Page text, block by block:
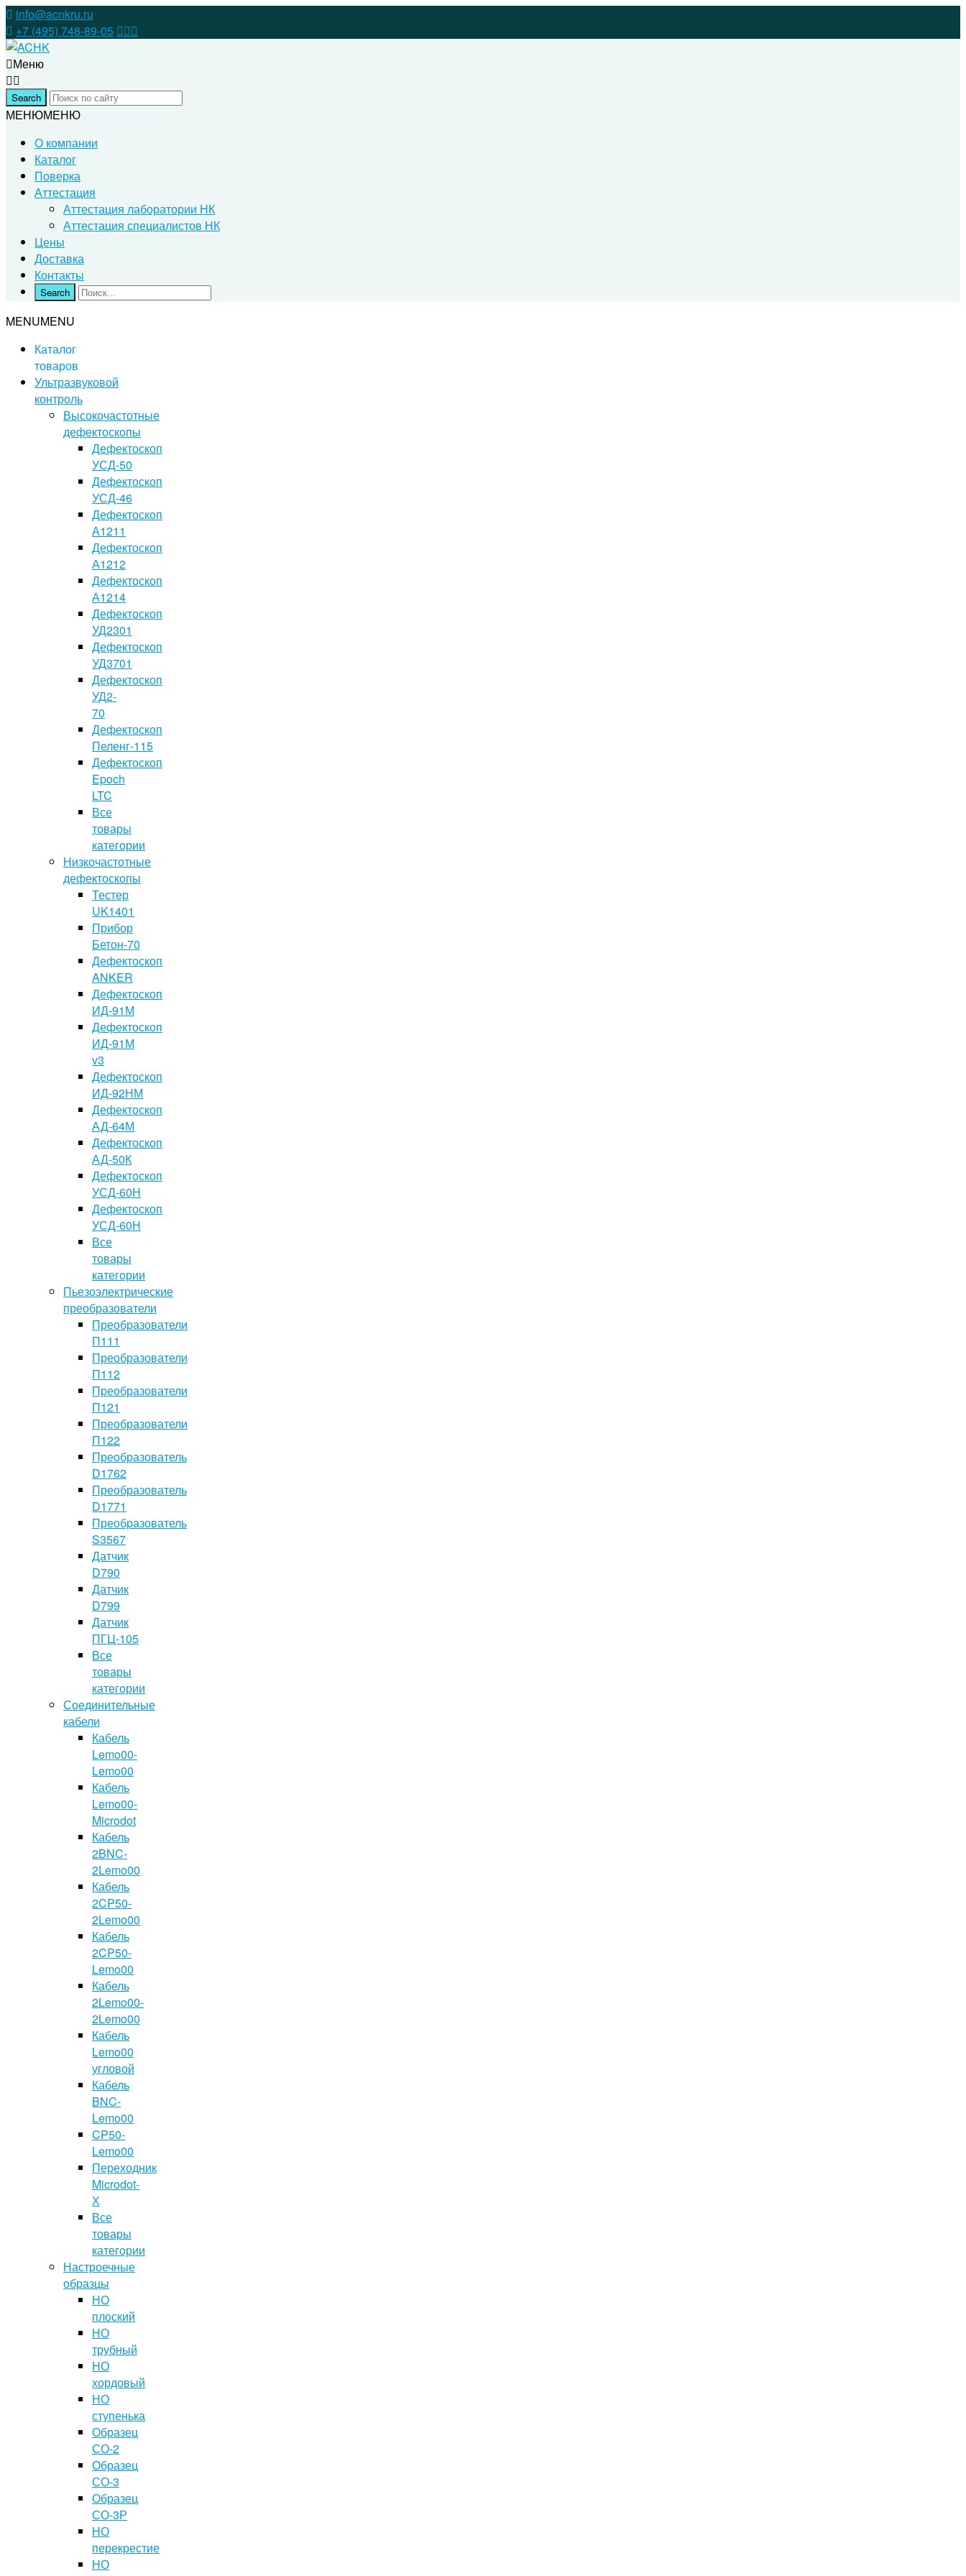
info@acnkru.ru
+7 (495) 748-89-05
Меню
МЕНЮМЕНЮ
О компании
Каталог
Поверка
Аттестация
Аттестация лаборатории НК
Аттестация специалистов НК
Цены
Доставка
Контакты
MENUMENU
Каталог
товаров
Ультразвуковой
контроль
Высокочастотные
дефектоскопы
Дефектоскоп
УСД-50
Дефектоскоп
УСД-46
Дефектоскоп
А1211
Дефектоскоп
А1212
Дефектоскоп
А1214
Дефектоскоп
УД2301
Дефектоскоп
УД3701
Дефектоскоп
УД2-
70
Дефектоскоп
Пеленг-115
Дефектоскоп
Epoch
LTC
Все
товары
категории
Низкочастотные
дефектоскопы
Тестер
UK1401
Прибор
Бетон-70
Дефектоскоп
ANKER
Дефектоскоп
ИД-91М
Дефектоскоп
ИД-91М
v3
Дефектоскоп
ИД-92НМ
Дефектоскоп
АД-64М
Дефектоскоп
АД-50К
Дефектоскоп
УСД-60Н
Дефектоскоп
УСД-60Н
Все
товары
категории
Пьезоэлектрические
преобразователи
Преобразователи
П111
Преобразователи
П112
Преобразователи
П121
Преобразователи
П122
Преобразователь
D1762
Преобразователь
D1771
Преобразователь
S3567
Датчик
D790
Датчик
D799
Датчик
ПГЦ-105
Все
товары
категории
Соединительные
кабели
Кабель
Lemo00-
Lemo00
Кабель
Lemo00-
Microdot
Кабель
2BNC-
2Lemo00
Кабель
2CP50-
2Lemo00
Кабель
2CP50-
Lemo00
Кабель
2Lemo00-
2Lemo00
Кабель
Lemo00
угловой
Кабель
BNC-
Lemo00
CP50-
Lemo00
Переходник
Microdot-
Х
Все
товары
категории
Настроечные
образцы
НО
плоский
НО
трубный
НО
хордовый
НО
ступенька
Образец
СО-2
Образец
СО-3
Образец
СО-3Р
НО
перекрестие
НО